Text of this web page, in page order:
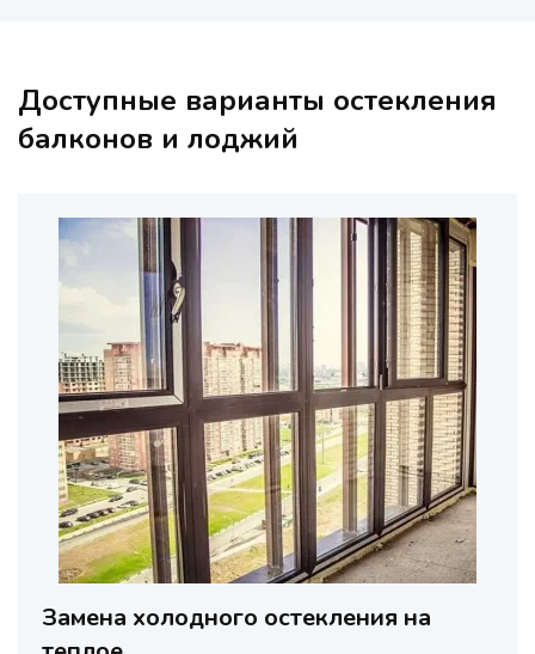
Доступные варианты остекления
балконов и лоджий
Замена холодного остекления на